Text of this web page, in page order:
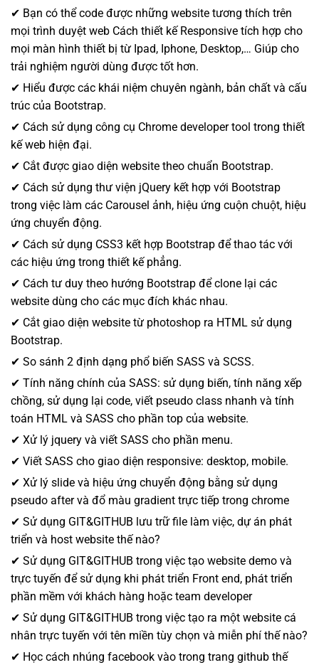
✔ Bạn có thể code được những website tương thích trên
mọi trình duyệt web Cách thiết kế Responsive tích hợp cho
mọi màn hình thiết bị từ Ipad, Iphone, Desktop,… Giúp cho
trải nghiệm người dùng được tốt hơn.
✔ Hiểu được các khái niệm chuyên ngành, bản chất và cấu
trúc của Bootstrap.
✔ Cách sử dụng công cụ Chrome developer tool trong thiết
kế web hiện đại.
✔ Cắt được giao diện website theo chuẩn Bootstrap.
✔ Cách sử dụng thư viện jQuery kết hợp với Bootstrap
trong việc làm các Carousel ảnh, hiệu ứng cuộn chuột, hiệu
ứng chuyển động.
✔ Cách sử dụng CSS3 kết hợp Bootstrap để thao tác với
các hiệu ứng trong thiết kế phẳng.
✔ Cách tư duy theo hướng Bootstrap để clone lại các
website dùng cho các mục đích khác nhau.
✔ Cắt giao diện website từ photoshop ra HTML sử dụng
Bootstrap.
✔ So sánh 2 định dạng phổ biến SASS và SCSS.
✔ Tính năng chính của SASS: sử dụng biến, tính năng xếp
chồng, sử dụng lại code, viết pseudo class nhanh và tính
toán HTML và SASS cho phần top của website.
✔ Xử lý jquery và viết SASS cho phần menu.
✔ Viết SASS cho giao diện responsive: desktop, mobile.
✔ Xử lý slide và hiệu ứng chuyển động bằng sử dụng
pseudo after và đổ màu gradient trực tiếp trong chrome
✔ Sử dụng GIT&GITHUB lưu trữ file làm việc, dự án phát
triển và host website thế nào?
✔ Sử dụng GIT&GITHUB trong việc tạo website demo và
trực tuyến để sử dụng khi phát triển Front end, phát triển
phần mềm với khách hàng hoặc team developer
✔ Sử dụng GIT&GITHUB trong việc tạo ra một website cá
nhân trực tuyến với tên miền tùy chọn và miễn phí thế nào?
✔ Học cách nhúng facebook vào trong trang github thế